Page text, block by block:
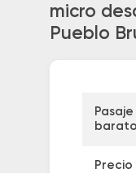
micro
Pueblo
barato
Precio